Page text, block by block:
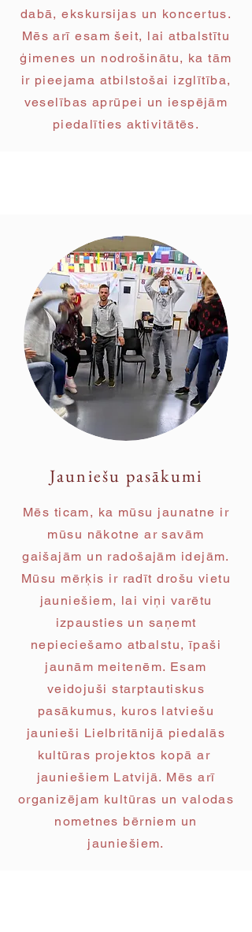
dabā, ekskursijas un koncertus.
Mēs arī esam šeit, lai atbalstītu
ģimenes un nodrošinātu, ka tām
ir pieejama atbilstošai izglītība,
veselības aprūpei un iespējām
piedalīties aktivitātēs.
Jauniešu pasākumi
Mēs ticam, ka mūsu jaunatne ir
mūsu nākotne ar savām
gaišajām un radošajām idejām.
Mūsu mērķis ir radīt drošu vietu
jauniešiem, lai viņi varētu
izpausties un saņemt
nepieciešamo atbalstu, īpaši
jaunām meitenēm. Esam
veidojuši starptautiskus
pasākumus, kuros latviešu
jaunieši Lielbritānijā piedalās
kultūras projektos kopā ar
jauniešiem Latvijā. Mēs arī
organizējam kultūras un valodas
nometnes bērniem un
jauniešiem.